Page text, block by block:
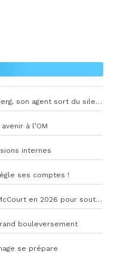
Newcastle avance ses pions pour Højbjerg, son agent sort du silence
à l’OM
internes
ses comptes !
La somme astronomique injectée par McCourt en 2026 pour soutenir l’OM
bouleversement
se prépare